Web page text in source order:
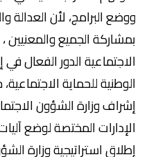
ووضع البرامج، لأن العدالة
بمشاركة الجميع والمعنيين
الاجتماعية الدور الفعال
الوطنية للحماية
إشراف وزارة الشؤون
الإدارات المختصة لوضع
إطلاق استراتيجية وزارة